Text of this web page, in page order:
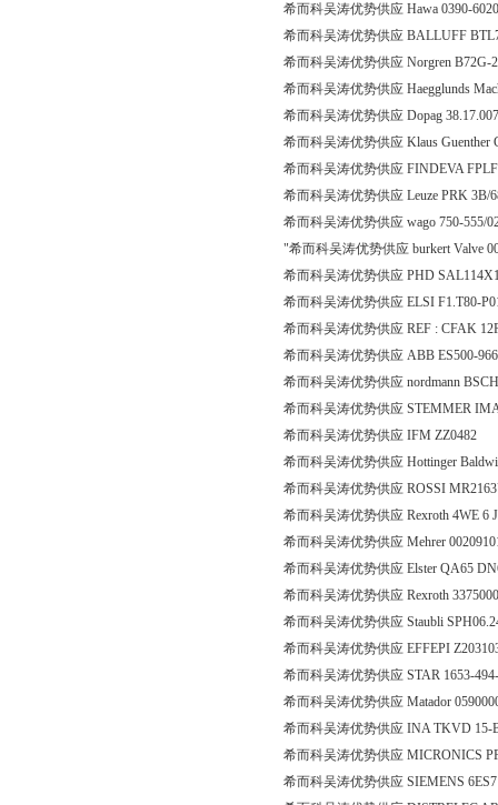
希而科吴涛优势供应 Hawa 0390-
希而科吴涛优势供应 BALLUFF
希而科吴涛优势供应 Norgren
希而科吴涛优势供应 Haegglunds
希而科吴涛优势供应 Dopag
希而科吴涛优势供应 Klaus Guenther
希而科吴涛优势供应 FINDEVA
希而科吴涛优势供应 Leuze PRK 3B/
希而科吴涛优势供应 wago 750-555/
"希而科吴涛优势供应 burkert Valve
希而科吴涛优势供应 PHD
希而科吴涛优势供应 ELSI F1.T80-
希而科吴涛优势供应 REF : CFAK
希而科吴涛优势供应 ABB ES500-
希而科吴涛优势供应 nordmann
希而科吴涛优势供应 STEMMER
希而科吴涛优势供应 IFM ZZ0482
希而科吴涛优势供应 Hottinger
希而科吴涛优势供应 ROSSI
希而科吴涛优势供应 Rexroth 4WE 6
希而科吴涛优势供应 Mehrer
希而科吴涛优势供应 Elster QA65
希而科吴涛优势供应 Rexroth
希而科吴涛优势供应 Staubli
希而科吴涛优势供应 EFFEPI
希而科吴涛优势供应 STAR 1653-
希而科吴涛优势供应 Matador
希而科吴涛优势供应 INA TKVD 15-
希而科吴涛优势供应 MICRONICS
希而科吴涛优势供应 SIEMENS